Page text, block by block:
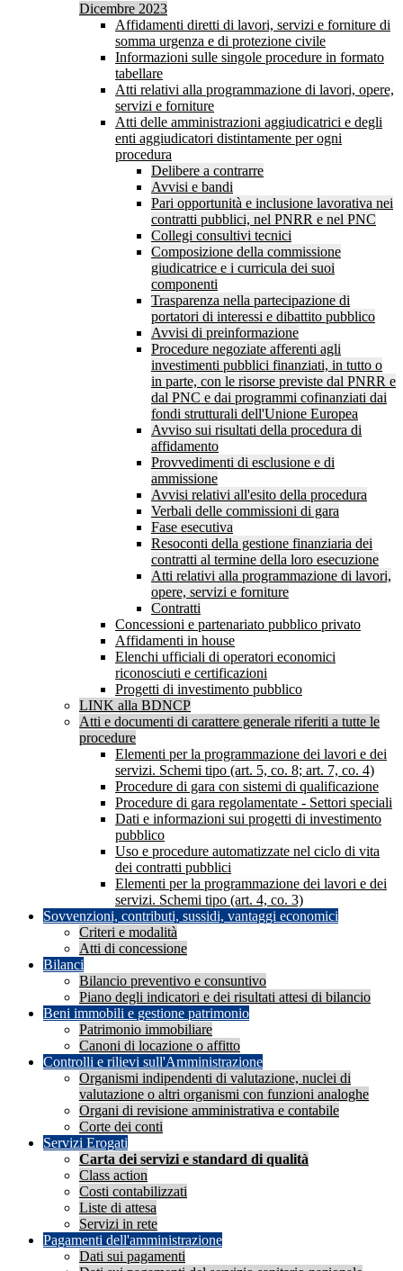
Dicembre 2023
Affidamenti diretti di lavori, servizi e forniture di
somma urgenza e di protezione civile
Informazioni sulle singole procedure in formato
tabellare
Atti relativi alla programmazione di lavori, opere,
servizi e forniture
Atti delle amministrazioni aggiudicatrici e degli
enti aggiudicatori distintamente per ogni
procedura
Delibere a contrarre
Avvisi e bandi
Pari opportunità e inclusione lavorativa nei
contratti pubblici, nel PNRR e nel PNC
Collegi consultivi tecnici
Composizione della commissione
giudicatrice e i curricula dei suoi
componenti
Trasparenza nella partecipazione di
portatori di interessi e dibattito pubblico
Avvisi di preinformazione
Procedure negoziate afferenti agli
investimenti pubblici finanziati, in tutto o
in parte, con le risorse previste dal PNRR e
dal PNC e dai programmi cofinanziati dai
fondi strutturali dell'Unione Europea
Avviso sui risultati della procedura di
affidamento
Provvedimenti di esclusione e di
ammissione
Avvisi relativi all'esito della procedura
Verbali delle commissioni di gara
Fase esecutiva
Resoconti della gestione finanziaria dei
contratti al termine della loro esecuzione
Atti relativi alla programmazione di lavori,
opere, servizi e forniture
Contratti
Concessioni e partenariato pubblico privato
Affidamenti in house
Elenchi ufficiali di operatori economici
riconosciuti e certificazioni
Progetti di investimento pubblico
LINK alla BDNCP
Atti e documenti di carattere generale riferiti a tutte le
procedure
Elementi per la programmazione dei lavori e dei
servizi. Schemi tipo (art. 5, co. 8; art. 7, co. 4)
Procedure di gara con sistemi di qualificazione
Procedure di gara regolamentate - Settori speciali
Dati e informazioni sui progetti di investimento
pubblico
Uso e procedure automatizzate nel ciclo di vita
dei contratti pubblici
Elementi per la programmazione dei lavori e dei
servizi. Schemi tipo (art. 4, co. 3)
Sovvenzioni, contributi, sussidi, vantaggi economici
Criteri e modalità
Atti di concessione
Bilanci
Bilancio preventivo e consuntivo
Piano degli indicatori e dei risultati attesi di bilancio
Beni immobili e gestione patrimonio
Patrimonio immobiliare
Canoni di locazione o affitto
Controlli e rilievi sull'Amministrazione
Organismi indipendenti di valutazione, nuclei di
valutazione o altri organismi con funzioni analoghe
Organi di revisione amministrativa e contabile
Corte dei conti
Servizi Erogati
Carta dei servizi e standard di qualità
Class action
Costi contabilizzati
Liste di attesa
Servizi in rete
Pagamenti dell'amministrazione
Dati sui pagamenti